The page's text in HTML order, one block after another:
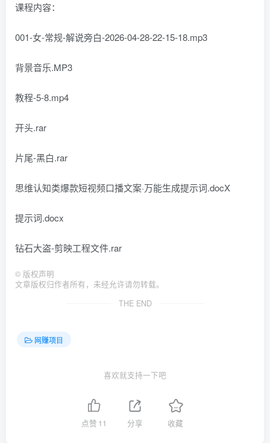
课程内容：
001-女-常规-解说旁白-2026-04-28-22-15-18.mp3
背景音乐.MP3
教程-5-8.mp4
开头.rar
片尾-黑白.rar
思维认知类爆款短视频口播文案·万能生成提示词.docX
提示词.docx
钻石大盗-剪映工程文件.rar
© 版权声明
文章版权归作者所有，未经允许请勿转载。
THE END
网赚项目
喜欢就支持一下吧
点赞 11 分享 收藏